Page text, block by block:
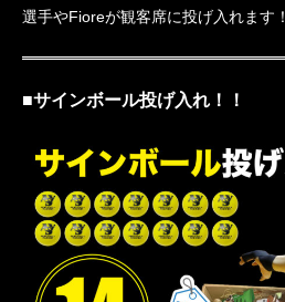
選手やFioreが観客席に投げ入れます！
■サインボール投げ入れ！！